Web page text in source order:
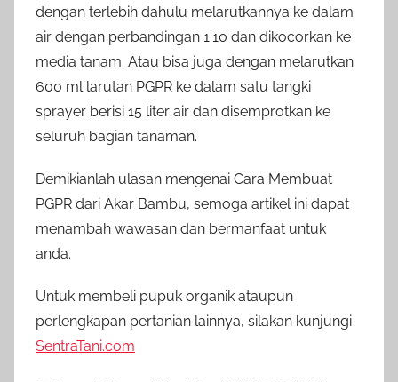
dengan terlebih dahulu melarutkannya ke dalam
air dengan perbandingan 1:10 dan dikocorkan ke
media tanam. Atau bisa juga dengan melarutkan
600 ml larutan PGPR ke dalam satu tangki
sprayer berisi 15 liter air dan disemprotkan ke
seluruh bagian tanaman.
Demikianlah ulasan mengenai Cara Membuat
PGPR dari Akar Bambu, semoga artikel ini dapat
menambah wawasan dan bermanfaat untuk
anda.
Untuk membeli pupuk organik ataupun
perlengkapan pertanian lainnya, silakan kunjungi
SentraTani.com